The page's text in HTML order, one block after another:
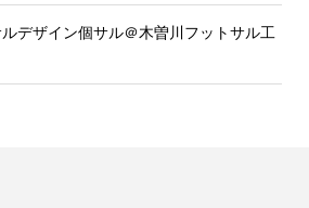
ルデザイン個サル＠木曽川フットサル工